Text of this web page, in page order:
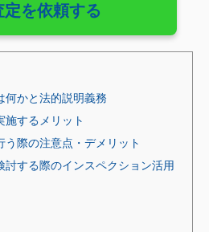
定を依頼する
何かと法的説明義務
施するメリット
う際の注意点・デメリット
討する際のインスペクション活用